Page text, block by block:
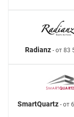
Radianz- от 83
SmartQuartz- от